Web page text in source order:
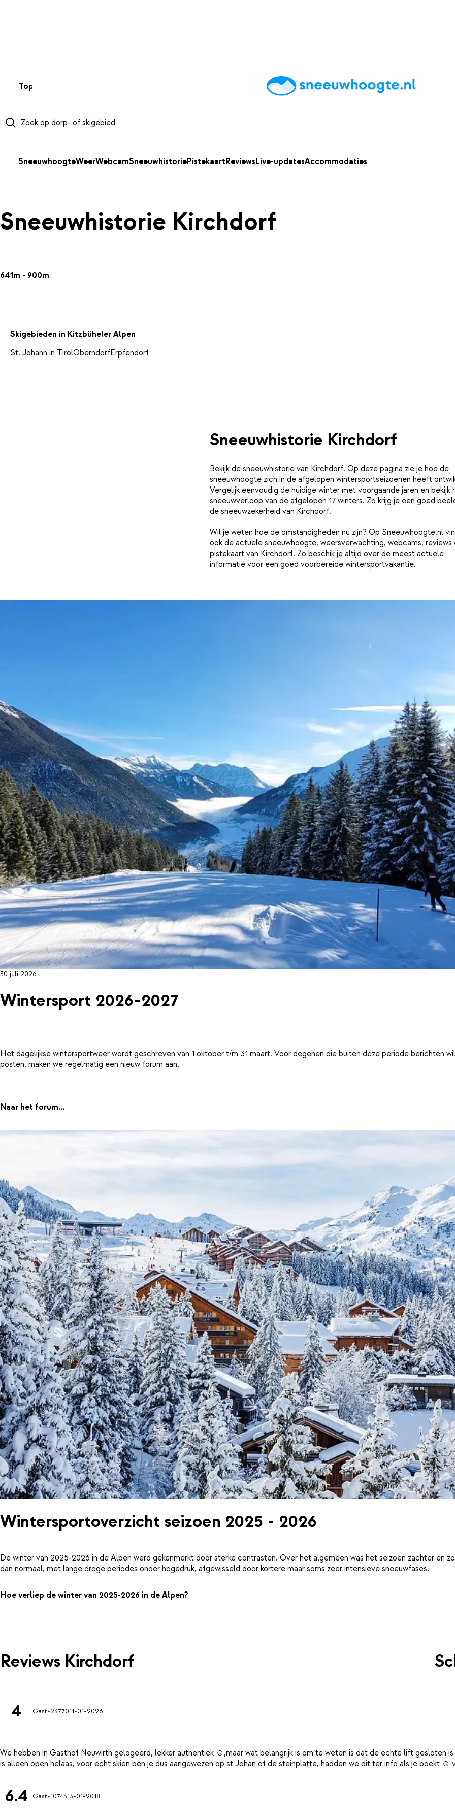
Top 50 AccommodatiesTipsReviewsLive updatesApp
SneeuwhoogteWeerWebcamSneeuwhistoriePistekaartReviewsLive-updatesAccommodaties
Sneeuwhistorie Kirchdorf
641m - 900m
Skigebieden in Kitzbüheler Alpen
St. Johann in TirolOberndorfErpfendorf
Sneeuwhistorie Kirchdorf
Bekijk de sneeuwhistorie van Kirchdorf. Op deze pagina zie je hoe de
sneeuwhoogte zich in de afgelopen wintersportseizoenen heeft
Vergelijk eenvoudig de huidige winter met voorgaande jaren en bekijk
sneeuwverloop van de afgelopen 17 winters. Zo krijg je een goed
de sneeuwzekerheid van Kirchdorf.
Wil je weten hoe de omstandigheden nu zijn? Op Sneeuwhoogte.nl
ook de actuele sneeuwhoogte, weersverwachting, webcams, reviews
pistekaartvan Kirchdorf. Zo beschik je altijd over de meest actuele
informatie voor een goed voorbereide wintersportvakantie.
30 juli 2026
Wintersport 2026-2027
Het dagelijkse wintersportweer wordt geschreven van 1 oktober t/m 31 maart. Voor degenen die buiten deze periode berichten
posten, maken we regelmatig een nieuw forum aan.
Naar het forum...
Wintersportoverzicht seizoen 2025 - 2026
De winter van 2025-2026 in de Alpen werd gekenmerkt door sterke contrasten. Over het algemeen was het seizoen zachter en
dan normaal, met lange droge periodes onder hogedruk, afgewisseld door kortere maar soms zeer intensieve sneeuwfases.
Hoe verliep de winter van 2025-2026 in de Alpen?
Reviews Kirchdorf
4 Gast-2377011-01-2026
We hebben in Gasthof Neuwirth gelogeerd, lekker authentiek ☺️,maar wat belangrijk is om te weten is dat de echte lift gesloten
6.4 Gast-1074313-01-2018